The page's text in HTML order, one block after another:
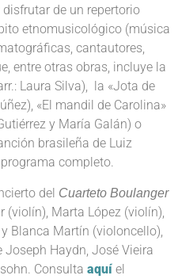
de un repertorio
etnomusicológico (música
cantautores,
entre otras obras, incluye la
Laura Silva), la «Jota de
«El mandil de Carolina»
y María Galán) o
brasileña de Luiz
completo.
del Cuarteto Boulanger
Marta López (violín),
Blanca Martín (violoncello),
Joseph Haydn, José Vieira
Consulta aquí el